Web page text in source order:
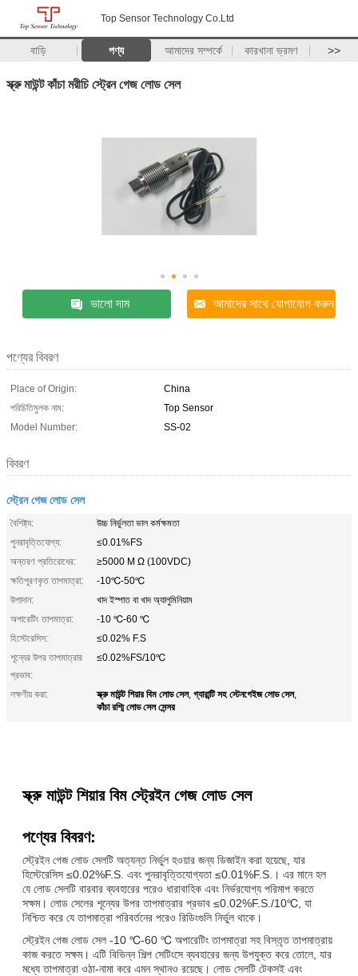
Top Sensor Technology Co.Ltd
বাড়ি পণ্য আমাদের সম্পর্কে কারখানা ভ্রমণ >>
স্ক্রু মাউন্ট কাঁচা মরীচি স্ট্রেন গেজ লোড সেল
ভালো দাম আমাদের সাথে যোগাযোগ করুন
পণ্যের বিবরণ
Place of Origin:
China
পরিচিতিমুলক নাম:
Top Sensor
Model Number:
SS-02
বিবরণ
স্ট্রেন গেজ লোড সেল
বৈশিষ্ট্য:
উচ্চ নির্ভুলতা ভাল কর্মক্ষমতা
পুনরাবৃত্তিযোগ্য:
≤0.01%FS
অন্তরণ প্রতিরোধের:
≥5000 M Ω (100VDC)
ক্ষতিপূরণকৃত তাপমাত্রা:
-10℃-50℃
উপাদান:
খাদ ইস্পাত বা খাদ অ্যালুমিনিয়াম
অপারেটিং তাপমাত্রা:
-10 ℃-60 ℃
হিস্টেরেসিস:
≤0.02% F.S
শূন্যের উপর তাপমাত্রার
প্রভাব:
≤0.02%FS/10℃
লক্ষণীয় করা: স্ক্রু মাউন্ট শিয়ার বিম লোড সেল, গ্যারান্টি সহ স্টেনগেইজ লোড সেল,
কাঁচা রশ্মি লোড সেল সেন্সর
স্ক্রু মাউন্ট শিয়ার বিম স্ট্রেইন গেজ লোড সেল
পণ্যের বিবরণ:
স্ট্রেইন গেজ লোড সেলটি অত্যন্ত নির্ভুল হওয়ার জন্য ডিজাইন করা হয়েছে, যার
হিস্টেরেসিস ≤0.02%F.S. এবং পুনরাবৃত্তিযোগ্যতা ≤0.01%F.S.। এর মানে হল
যে লোড সেলটি বারবার ব্যবহারের পরেও ধারাবাহিক এবং নির্ভরযোগ্য পরিমাপ করতে
সক্ষম। লোড সেলের শূন্যের উপর তাপমাত্রার প্রভাব ≤0.02%F.S./10℃, যা
নিশ্চিত করে যে তাপমাত্রা পরিবর্তনের পরেও রিডিংগুলি নির্ভুল থাকে।
স্ট্রেইন গেজ লোড সেল -10 ℃-60 ℃ অপারেটিং তাপমাত্রা সহ বিস্তৃত তাপমাত্রায়
কাজ করতে সক্ষম। এটি বিভিন্ন শিল্প সেটিংসে ব্যবহারের জন্য উপযুক্ত করে তোলে, যার
মধ্যে তাপমাত্রা ওঠা-নামা করে এমন স্থানও রয়েছে। লোড সেলটি টেকসই এবং